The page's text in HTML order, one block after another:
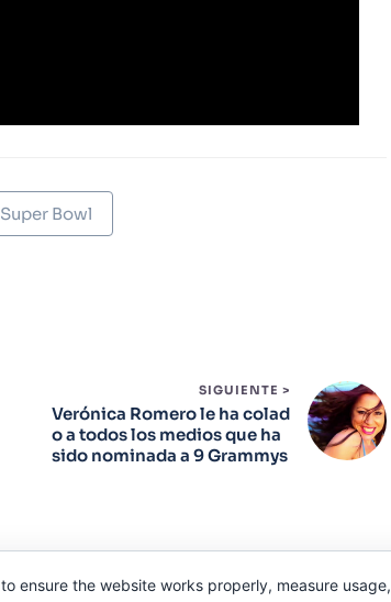
Super Bowl
SIGUIENTE >
Verónica Romero le ha colad
o a todos los medios que ha
sido nominada a 9 Grammys
ensure the website works properly, measure usage,